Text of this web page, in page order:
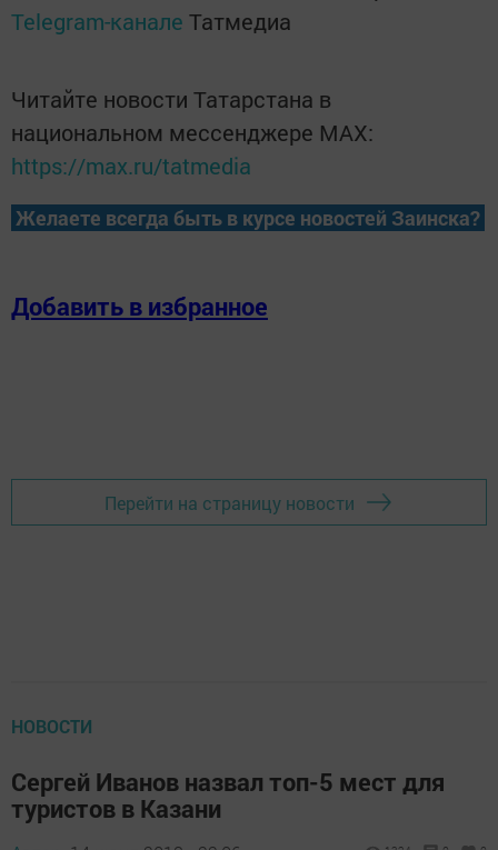
Telegram-канале Татмедиа
Читайте новости Татарстана в
национальном мессенджере MАХ:
https://max.ru/tatmedia
Желаете всегда быть в курсе новостей Заинска?
Добавить в избранное
Перейти на страницу новости
НОВОСТИ
Сергей Иванов назвал топ-5 мест для
туристов в Казани